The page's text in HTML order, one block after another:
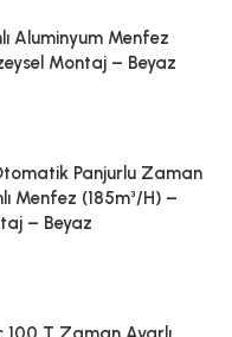
Aluminyum Menfez
Montaj – Beyaz
Panjurlu Zaman
Menfez (185m³/H) –
– Beyaz